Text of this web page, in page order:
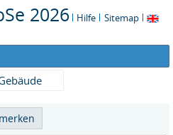
2026 Hilfe Sitemap